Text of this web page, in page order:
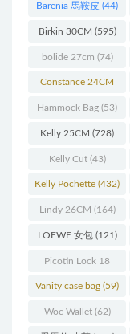
Barenia 馬鞍皮 (44)
Birkin 30CM (595)
bolide 27cm (74)
Constance 24CM
(216)
Hammock Bag (53)
Kelly 25CM (728)
Kelly Cut(43)
Kelly Pochette (432)
Lindy 26CM (164)
LOEWE 女包(121)
Picotin Lock 18
(202)
Vanity case bag (59)
Woc Wallet(62)